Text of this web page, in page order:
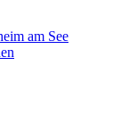
am See